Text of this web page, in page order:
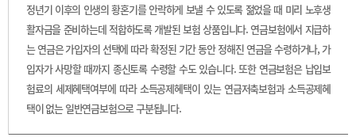
정년기 이후의 인생의 황혼기를 안락하게 보낼 수 있도록 젊었을 때 미리 노후생
활자금을 준비하는데 적합하도록 개발된 보험 상품입니다. 연금보험에서 지급하
는 연금은 가입자의 선택에 따라 확정된 기간 동안 정해진 연금을 수령하거나, 가
입자가 사망할 때까지 종신토록 수령할 수도 있습니다. 또한 연금보험은 납입보
험료의 세제혜택여부에 따라 소득공제혜택이 있는 연금저축보험과 소득공제혜
택이 없는 일반연금보험으로 구분됩니다.